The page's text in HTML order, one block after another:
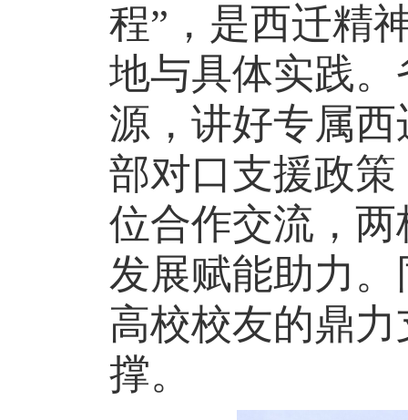
程”，是西迁精
地与具体实践
源，讲好专属
部对口支援政
位合作交流，
发展赋能助力
高校校友的鼎
撑。